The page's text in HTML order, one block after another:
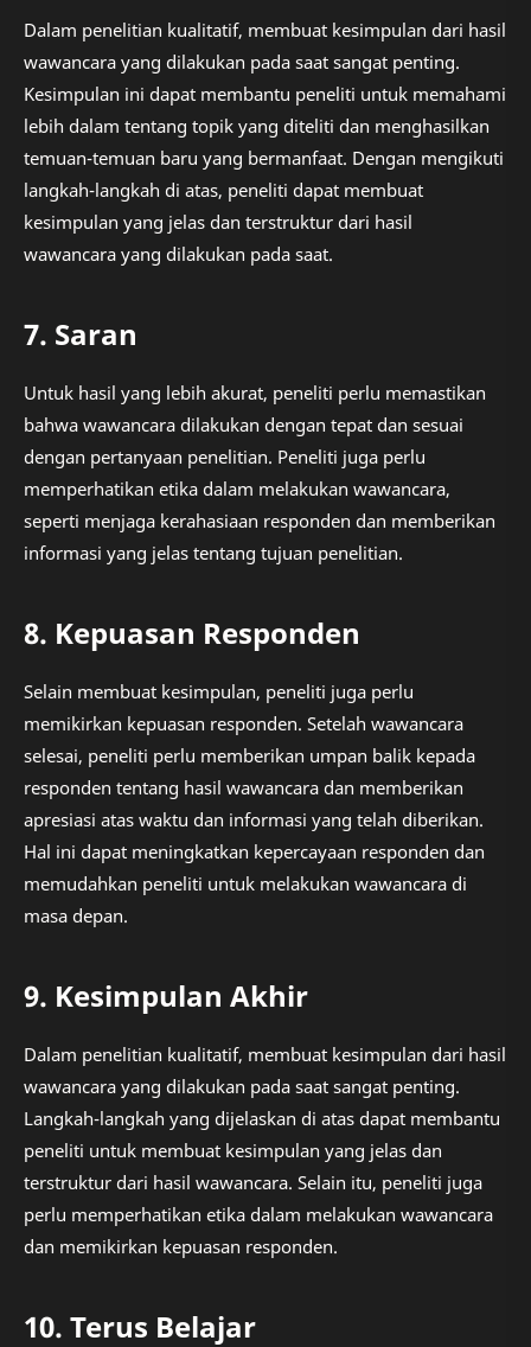
Dalam penelitian kualitatif, membuat kesimpulan dari hasil
wawancara yang dilakukan pada saat sangat penting.
Kesimpulan ini dapat membantu peneliti untuk memahami
lebih dalam tentang topik yang diteliti dan menghasilkan
temuan-temuan baru yang bermanfaat. Dengan mengikuti
langkah-langkah di atas, peneliti dapat membuat
kesimpulan yang jelas dan terstruktur dari hasil
wawancara yang dilakukan pada saat.
7. Saran
Untuk hasil yang lebih akurat, peneliti perlu memastikan
bahwa wawancara dilakukan dengan tepat dan sesuai
dengan pertanyaan penelitian. Peneliti juga perlu
memperhatikan etika dalam melakukan wawancara,
seperti menjaga kerahasiaan responden dan memberikan
informasi yang jelas tentang tujuan penelitian.
8. Kepuasan Responden
Selain membuat kesimpulan, peneliti juga perlu
memikirkan kepuasan responden. Setelah wawancara
selesai, peneliti perlu memberikan umpan balik kepada
responden tentang hasil wawancara dan memberikan
apresiasi atas waktu dan informasi yang telah diberikan.
Hal ini dapat meningkatkan kepercayaan responden dan
memudahkan peneliti untuk melakukan wawancara di
masa depan.
9. Kesimpulan Akhir
Dalam penelitian kualitatif, membuat kesimpulan dari hasil
wawancara yang dilakukan pada saat sangat penting.
Langkah-langkah yang dijelaskan di atas dapat membantu
peneliti untuk membuat kesimpulan yang jelas dan
terstruktur dari hasil wawancara. Selain itu, peneliti juga
perlu memperhatikan etika dalam melakukan wawancara
dan memikirkan kepuasan responden.
10. Terus Belajar